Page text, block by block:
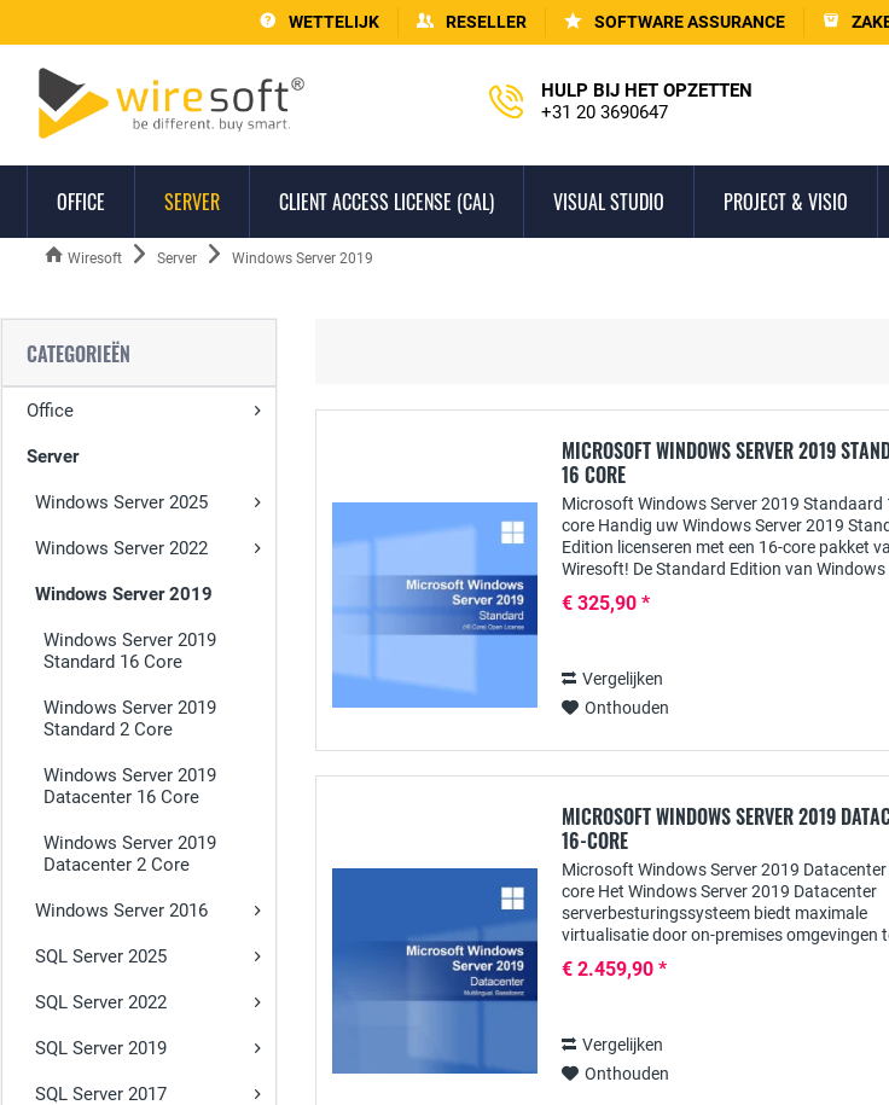
WETTELIJK RESELLER SOFTWARE ASSURANCE
HULP BIJ HET OPZETTEN
+31 20 3690647
OFFICE SERVER CLIENT ACCESS LICENSE (CAL) VISUAL STUDIO PROJECT & VISIO
Wiresoft Server Windows Server 2019
CATEGORIEËN
Office
Server
Windows Server 2025
Windows Server 2022
Windows Server 2019
Windows Server 2019
Standard 16 Core
Windows Server 2019
Standard 2 Core
Windows Server 2019
Datacenter 16 Core
Windows Server 2019
Datacenter 2 Core
Windows Server 2016
SQL Server 2025
SQL Server 2022
SQL Server 2019
SQL Server 2017
MICROSOFT WINDOWS SERVER 2019
16 CORE
Microsoft Windows Server 2019 Standaard
core Handig uw Windows Server 2019
Edition licenseren met een 16-core pakket
Wiresoft! De Standard Edition van Windows
€ 325,90 *
Vergelijken
Onthouden
MICROSOFT WINDOWS SERVER 2019
16-CORE
Microsoft Windows Server 2019 Datacenter
core Het Windows Server 2019 Datacenter
serverbesturingssysteem biedt maximale
virtualisatie door on-premises omgevingen
hoge prestaties en...
€ 2.459,90 *
Vergelijken
Onthouden